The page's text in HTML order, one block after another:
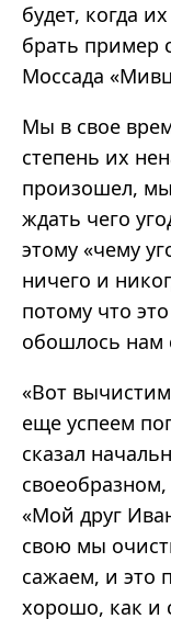
будет, когда
брать пример
Моссада
Мы в свое
степень их
произошел,
ждать чего
этому «чему
ничего и
потому что
обошлось нам
«Вот
еще успеем
сказал
«Мой друг
свою мы
сажаем, и это
хорошо, как и